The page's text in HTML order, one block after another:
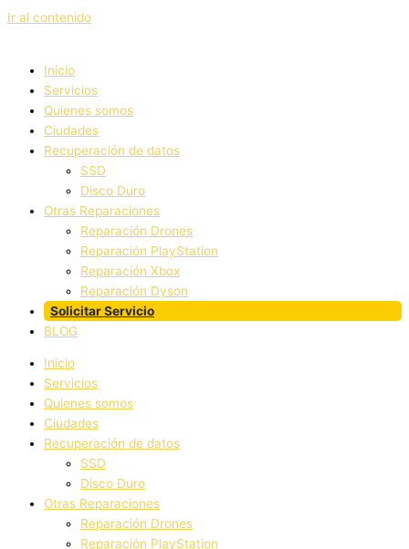
Ir al contenido
Inicio
Servicios
Quienes somos
Ciudades
Recuperación de datos
SSD
Disco Duro
Otras Reparaciones
Reparación Drones
Reparación PlayStation
Reparación Xbox
Reparación Dyson
Solicitar Servicio
BLOG
Inicio
Servicios
Quienes somos
Ciudades
Recuperación de datos
SSD
Disco Duro
Otras Reparaciones
Reparación Drones
Reparación PlayStation